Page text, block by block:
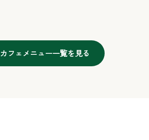
カフェメニュー一覧を見る